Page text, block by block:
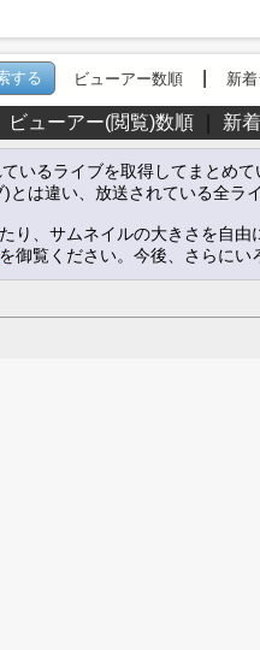
ビューアー数順| 新
ビューアー(閲覧)数順｜ 新
いるライブを取得してまとめ
とは違い、放送されている全ラ
り、サムネイルの大きさを自
を御覧ください。今後、さらに